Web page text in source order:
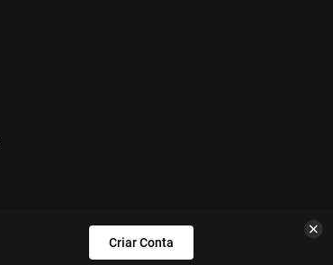
Criar Conta